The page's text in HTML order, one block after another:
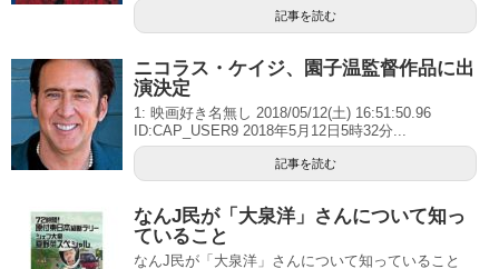
記事を読む
ニコラス・ケイジ、園子温監督作品に出
演決定
1: 映画好き名無し 2018/05/12(土) 16:51:50.96
ID:CAP_USER9 2018年5月12日5時32分...
記事を読む
なんJ民が「大泉洋」さんについて知っ
ていること
なんJ民が「大泉洋」さんについて知っていること